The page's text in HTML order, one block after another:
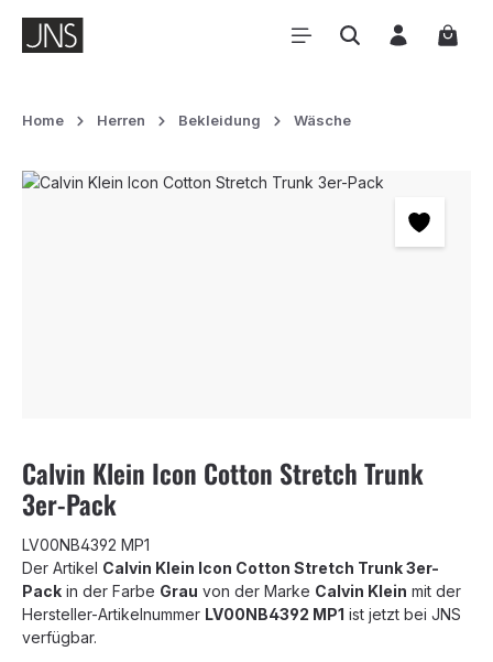
Zum Hauptinhalt springen
Home Herren Bekleidung Wäsche
Bildergalerie überspringen
Calvin Klein Icon Cotton Stretch Trunk
3er-Pack
LV00NB4392 MP1
Der Artikel Calvin Klein Icon Cotton Stretch Trunk 3er-
Pack in der Farbe Grau von der Marke Calvin Klein mit der
Hersteller-Artikelnummer LV00NB4392 MP1 ist jetzt bei JNS
verfügbar.